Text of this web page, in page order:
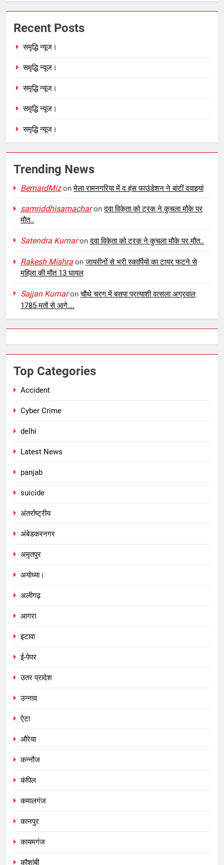
Recent Posts
समृद्धि न्यूज।
समृद्धि न्यूज।
समृद्धि न्यूज।
समृद्धि न्यूज।
समृद्धि न्यूज।
Trending News
BernardMizonमेला रामनगरिया में द हंस फाउंडेशन ने बांटीं दवाइयां
samriddhisamacharonदवा विके्ता को ट्रक ने कुचला मौके पर
मौत..
Satendra Kumaronदवा विके्ता को ट्रक ने कुचला मौके पर मौत..
Rakesh Mishra onजायरीनों से भरी स्कार्पियो का टायर फटने से
महिला की मौत 13 घायल
Sajjan Kumaronचौथे चरण में बसपा प्रत्याशी वत्सला अग्रवाल
1785 मतों से आगे….
Top Categories
Accident
Cyber Crime
delhi
Latest News
panjab
suicide
अंतर्राष्ट्रीय
अंबेडकरनगर
अमृतपुर
अयोध्या।
अलीगढ़
आगरा
इटावा
ई-पेपर
उतर प्रादेश
उन्नाव
ऐटा
औरेया
कन्नौज
कंपिल
कमालगंज
कानपुर
कायमगंज
कौशांबी